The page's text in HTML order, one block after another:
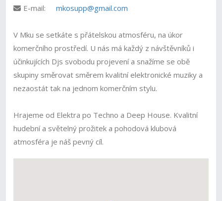
E-mail:
mkosupp@gmail.com
V Mku se setkáte s přátelskou atmosféru, na úkor
komerčního prostředí. U nás má každý z návštěvníků i
účinkujících Djs svobodu projevení a snažíme se obě
skupiny směrovat směrem kvalitní elektronické muziky a
nezaostát tak na jednom komerčním stylu.
Hrajeme od Elektra po Techno a Deep House. Kvalitní
hudební a světelný prožitek a pohodová klubová
atmosféra je náš pevný cíl.